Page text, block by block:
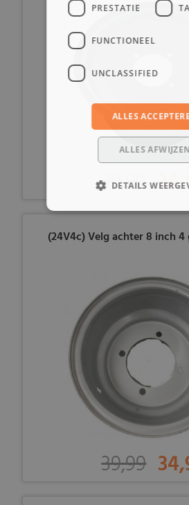
39,99
(24V4c) Velg achter 8 inch
39,99
PRESTATIE
FUNCTIONEEL
UNCLASSIFIED
ALLES
ALLES AFWIJZEN
DETAILS